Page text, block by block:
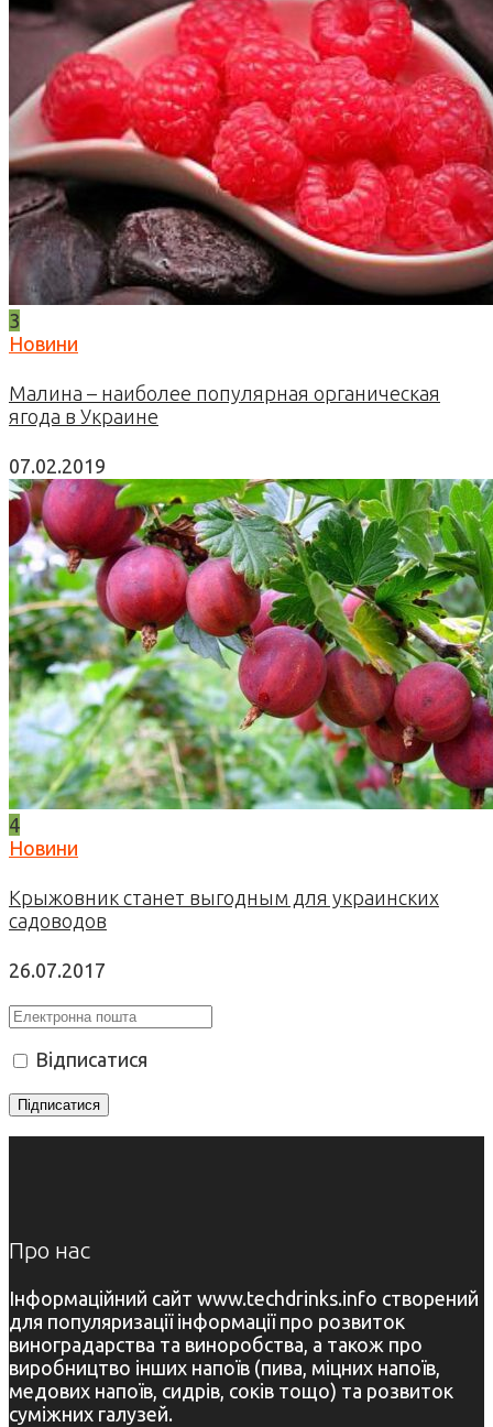
3
Новини
Малина – наиболее популярная органическая
ягода в Украине
07.02.2019
4
Новини
Крыжовник станет выгодным для украинских
садоводов
26.07.2017
Відписатися
Про нас
Інформаційний сайт www.techdrinks.info створений
для популяризації інформації про розвиток
виноградарства та виноробства, а також про
виробництво інших напоїв (пива, міцних напоїв,
медових напоїв, сидрів, соків тощо) та розвиток
суміжних галузей.